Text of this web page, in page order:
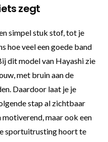
zegt
simpel stuk stof, tot je
hoe veel een goede band
dit model van Hayashi zie
met bruin aan de
Daardoor laat je je
stap al zichtbaar
maar ook een
sportuitrusting hoort te